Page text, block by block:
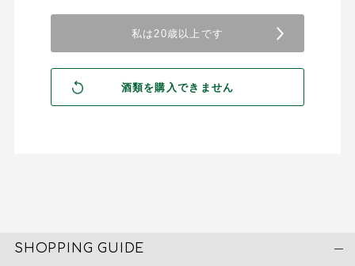
SHOPPING GUIDE